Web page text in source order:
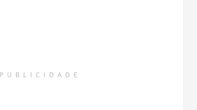
PUBLICIDADE